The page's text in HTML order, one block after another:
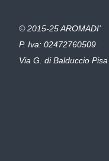
© 2015-25 AROMADI'
P. Iva: 02472760509
Via G. di Balduccio Pisa